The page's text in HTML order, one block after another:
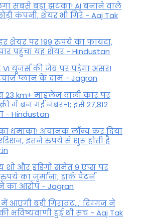
Change 2023: बुध
में 24 जून को करेंगे
राशि के जातकों की
सबसे बड़ा झटका! AI बनाने वाले
कंपनी, शेयर भी गिरे - Aaj Tak
शेयर पर 199 रुपये का फायदा,
पहुंचा यह शेयर - Hindustan
Vi यूजर्स की जेब पर पड़ेगा असर!
प्लान के दाम - Jagran
23 km+ माइलेज वाली कार पर
में बन गई नंबर-1; इसे 27,812
- Hindustan
धमाका! अचानक लॉन्च कर दिया
इतने रुपये से शुरू होती है
शो और इंडिगो समेत 9 एप्स पर
का जुर्माना; डार्क पैटर्न
का आरोप - Jagran
आएगी बड़ी गिरावट...' दिग्‍गज ने
भविष्यवाणी हुई थी सच - Aaj Tak